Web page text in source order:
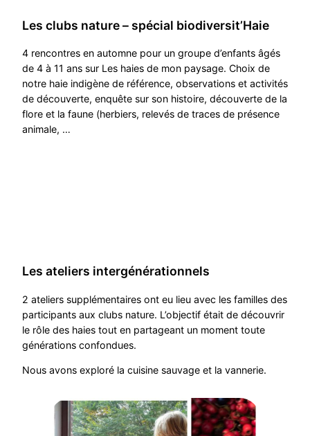
Les clubs nature – spécial biodiversit’Haie
4 rencontres en automne pour un groupe d’enfants âgés
de 4 à 11 ans sur Les haies de mon paysage. Choix de
notre haie indigène de référence, observations et activités
de découverte, enquête sur son histoire, découverte de la
flore et la faune (herbiers, relevés de traces de présence
animale, …
Les ateliers intergénérationnels
2 ateliers supplémentaires ont eu lieu avec les familles des
participants aux clubs nature. L’objectif était de découvrir
le rôle des haies tout en partageant un moment toute
générations confondues.
Nous avons exploré la cuisine sauvage et la vannerie.